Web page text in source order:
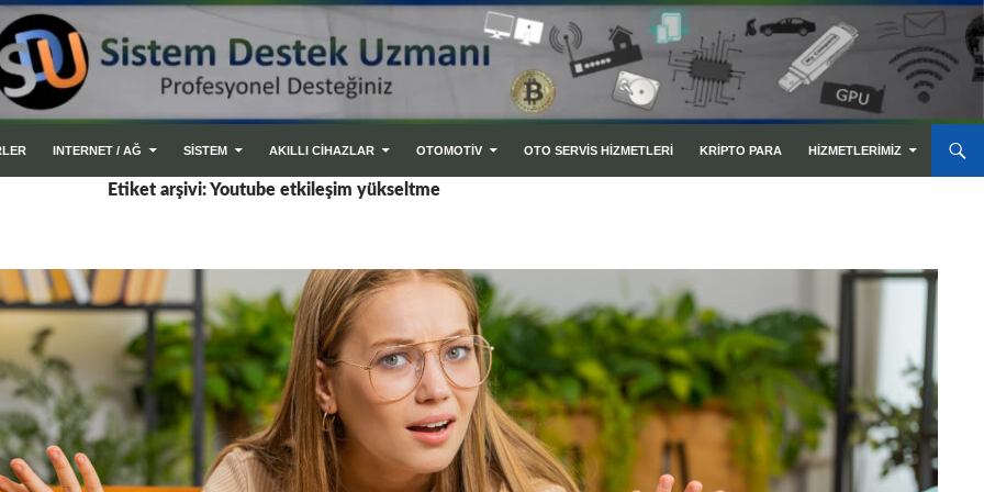
INTERNET / AĞ SİSTEM AKILLI CIHAZLAR OTOMOTİV OTO SERVIS HIZMETLERI KRIPTO PARA HIZMETLERIMIZ
Etiket arşivi: Youtube etkileşim yükseltme